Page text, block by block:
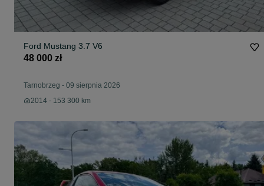
Ford Mustang 3.7 V6
48 000 zł
Tarnobrzeg - 09 sierpnia 2026
2014 - 153 300 km